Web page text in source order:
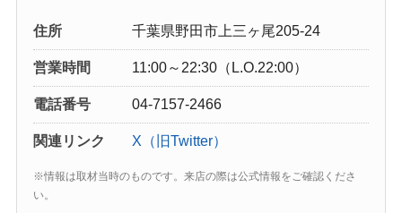
住所 千葉県野田市上三ヶ尾205-24
営業時間 11:00～22:30（L.O.22:00）
電話番号 04-7157-2466
関連リンク X（旧Twitter）
※情報は取材当時のものです。来店の際は公式情報をご確認くださ
い。